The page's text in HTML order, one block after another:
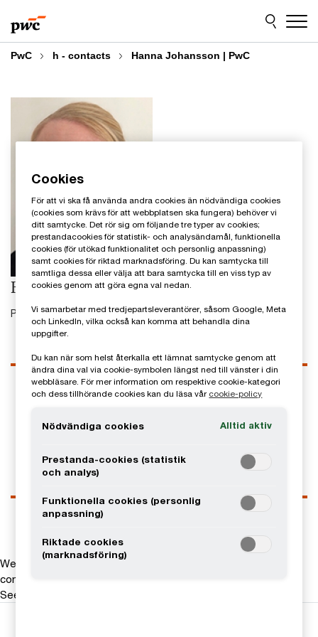
to
content
to
footer
PwC h - contacts Hanna Johansson | PwC
Hanna Johansson
Pensionsspecialist, PwC Sverige
Kontaktuppgifter
Tel0728-80 95 25
Email
LinkedIn
We help you meet tomorrow’s tech demands
compete at a speed that rewrites the rules
See how
Cookies
För att vi ska få använda andra cookies än nödvändiga cookies
(cookies som krävs för att webbplatsen ska fungera) behöver vi
ditt samtycke. Det rör sig om följande tre typer av cookies;
prestandacookies för statistik- och analysändamål, funktionella
cookies (för utökad funktionalitet och personlig anpassning)
samt cookies för riktad marknadsföring. Du kan samtycka till
samtliga dessa eller välja att bara samtycka till en viss typ av
cookies genom att göra egna val nedan.
Vi samarbetar med tredjepartsleverantörer, såsom Google, Meta
och LinkedIn, vilka också kan komma att behandla dina
uppgifter.
Du kan när som helst återkalla ett lämnat samtycke genom att
ändra dina val via cookie-symbolen längst ned till vänster i din
webbläsare. För mer information om respektive cookie-kategori
och dess tillhörande cookies kan du läsa vår cookie-policy
Nödvändiga cookies Alltid aktiv
Prestanda-cookies (statistik
och analys)
Funktionella cookies (personlig
anpassning)
Riktade cookies
(marknadsföring)